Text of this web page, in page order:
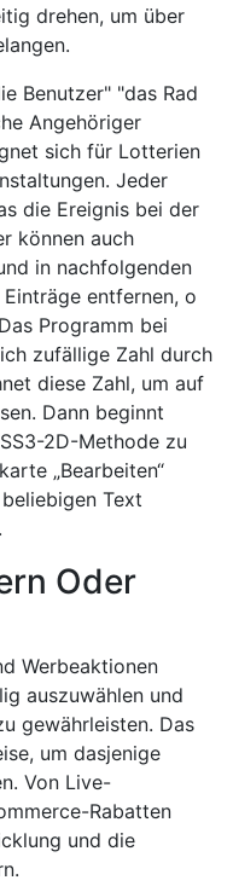
drehen, um über
Benutzer" "das Rad
Angehöriger
sich für Lotterien
Jeder
die Ereignis bei der
können auch
in nachfolgenden
entfernen, o
Programm bei
zufällige Zahl durch
diese Zahl, um auf
Dann beginnt
2D-Methode zu
„Bearbeiten“
Text
.
Oder
Werbeaktionen
auszuwählen und
gewährleisten. Das
um dasjenige
Von Live-
Rabatten
und die